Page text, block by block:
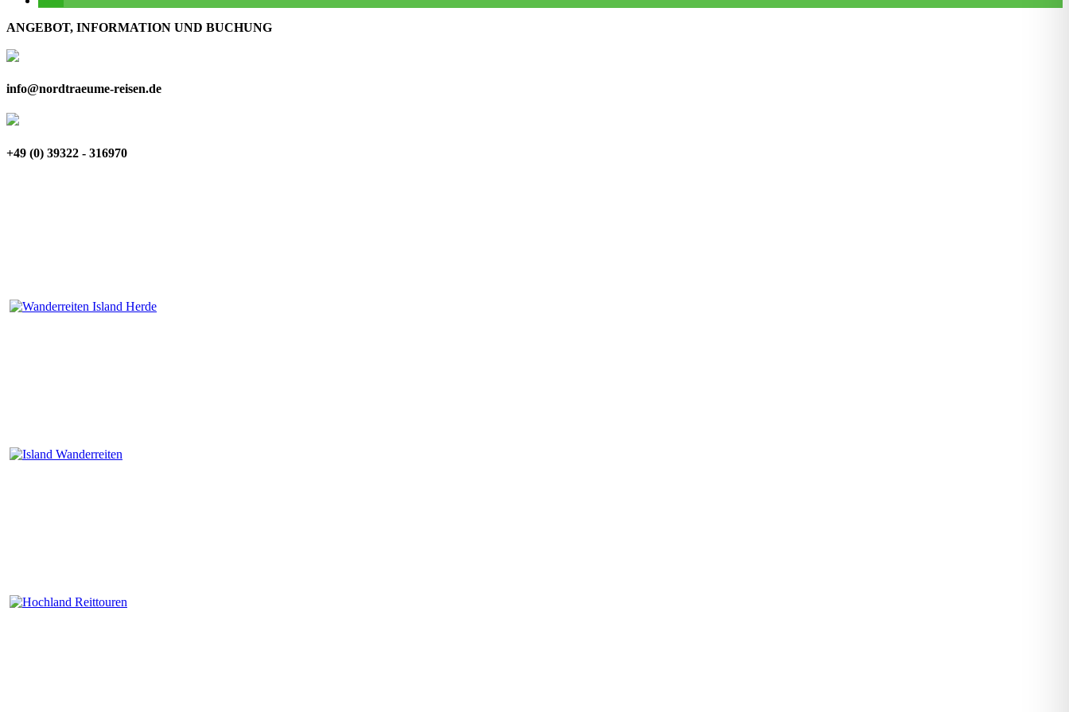
ANGEBOT, INFORMATION UND BUCHUNG
info@nordtraeume-reisen.de
+49 (0) 39322 - 316970